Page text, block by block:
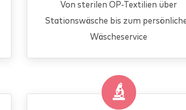
Von sterilen OP-Textilien über
Stationswäsche bis zum
Wäscheservice